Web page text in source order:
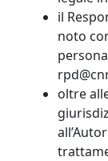
il
noto
oltre